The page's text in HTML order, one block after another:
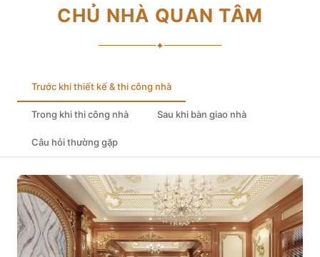
CHỦ NHÀ QUAN TÂM
✦
Trước khi thiết kế & thi công nhà
Trong khi thi công nhà Sau khi bàn giao nhà
Câu hỏi thường gặp